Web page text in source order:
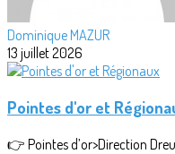
Dominique MAZUR
13 juillet 2026
Pointes d'or et
👉 Pointes d’or>Direction